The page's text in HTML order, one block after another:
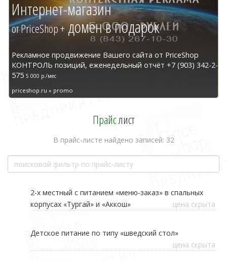
Интернет-магазин
от PriceShop +домен в подарок
Рекламное продвижение Вашего сайта от PriceShop
КОНТРОЛЬ позиций, еженедельный отчёт +7 (903) 342-2-
575 5 000 р./мес
priceshop.ru » promo
Прайслист
В прайс-листе найдено записей: 32
2-х местный с питанием «меню-заказ» в спальных
корпусах «Тургай» и «Аккош»
цена скрыта
Детское питание по типу «шведский стол»
цена скрыта